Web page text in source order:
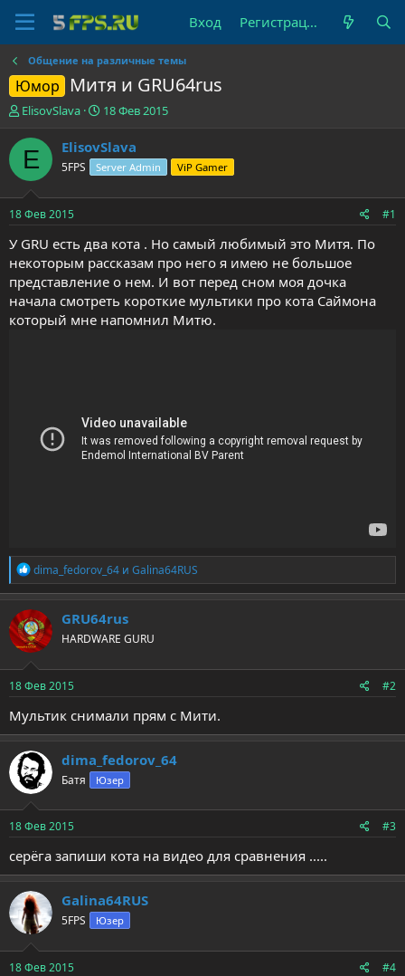
Вход Регистрация
Общение на различные темы
Юмор Митя и GRU64rus
А
т
о
р
е
м
ы
ElisovSlava
Д
т
а
н
л
18 Фев 2015
E ElisovSlava
5FPS Server Admin ViP Gamer
18 Фев 2015 #1
У GRU есть два кота . Но самый любимый это Митя. По
некоторым рассказам про него я имею не большое
представление о нем. И вот перед сном моя дочка
начала смотреть короткие мультики про кота Саймона
который мне напомнил Митю.
Р
е
а
к
ц
и
и
:
dima_fedorov_64 и Galina64RUS
GRU64rus
HARDWARE GURU
18 Фев 2015 #2
Мультик снимали прям с Мити.
dima_fedorov_64
Батя Юзер
18 Фев 2015 #3
серёга запиши кота на видео для сравнения .....
Galina64RUS
5FPS Юзер
18 Фев 2015 #4